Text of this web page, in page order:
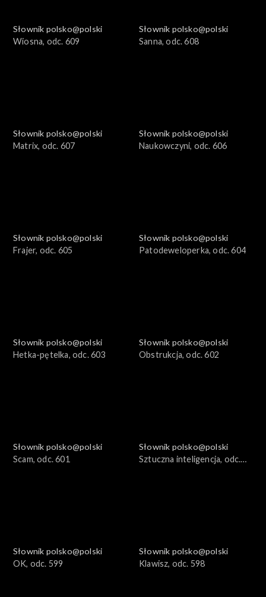
Słownik polsko@polski
Wiosna, odc. 609
Słownik polsko@polski
Sanna, odc. 608
Słownik polsko@polski
Matrix, odc. 607
Słownik polsko@polski
Naukowczyni, odc. 606
Słownik polsko@polski
Frajer, odc. 605
Słownik polsko@polski
Patodeweloperka, odc. 604
Słownik polsko@polski
Hetka-pętelka, odc. 603
Słownik polsko@polski
Obstrukcja, odc. 602
Słownik polsko@polski
Scam, odc. 601
Słownik polsko@polski
Sztuczna inteligencja, odc.
Słownik polsko@polski
OK, odc. 599
Słownik polsko@polski
Klawisz, odc. 598